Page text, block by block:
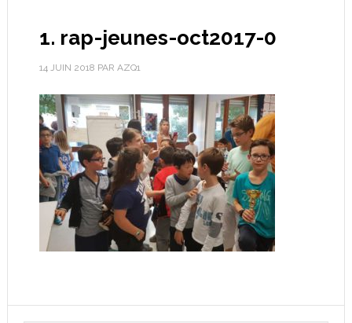
1. rap-jeunes-oct2017-0
14 JUIN 2018 PAR AZQ1